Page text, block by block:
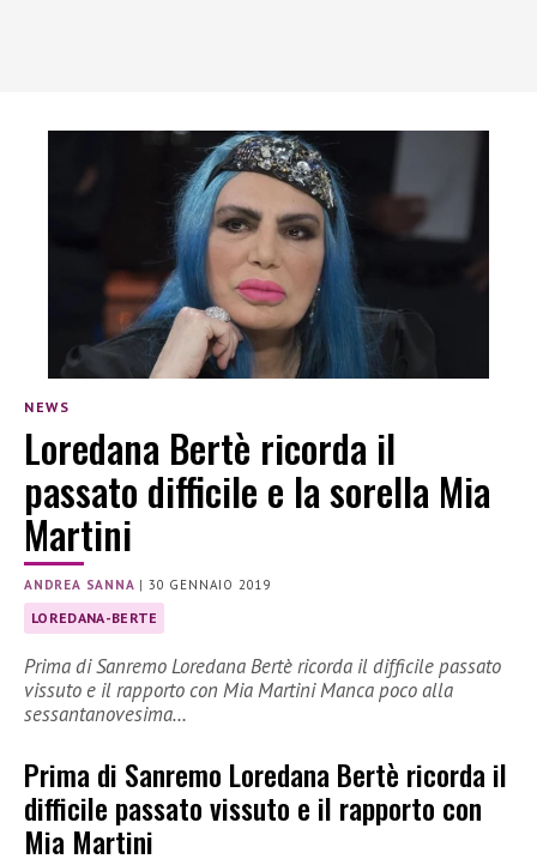
NEWS
Loredana Bertè ricorda il
passato difficile e la sorella Mia
Martini
ANDREA SANNA |30 GENNAIO 2019
LOREDANA-BERTE
Prima di Sanremo Loredana Bertè ricorda il difficile passato
vissuto e il rapporto con Mia Martini Manca poco alla
sessantanovesima…
Prima di Sanremo Loredana Bertè ricorda il
difficile passato vissuto e il rapporto con
Mia Martini